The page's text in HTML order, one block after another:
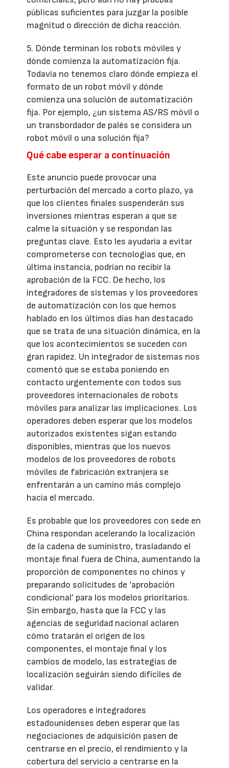
públicas suficientes para juzgar la posible
magnitud o dirección de dicha reacción.
5. Dónde terminan los robots móviles y
dónde comienza la automatización fija.
Todavía no tenemos claro dónde empieza el
formato de un robot móvil y dónde
comienza una solución de automatización
fija. Por ejemplo, ¿un sistema AS/RS móvil o
un transbordador de palés se considera un
robot móvil o una solución fija?
Qué cabe esperar a continuación
Este anuncio puede provocar una
perturbación del mercado a corto plazo, ya
que los clientes finales suspenderán sus
inversiones mientras esperan a que se
calme la situación y se respondan las
preguntas clave. Esto les ayudaría a evitar
comprometerse con tecnologías que, en
última instancia, podrían no recibir la
aprobación de la FCC. De hecho, los
integradores de sistemas y los proveedores
de automatización con los que hemos
hablado en los últimos días han destacado
que se trata de una situación dinámica, en la
que los acontecimientos se suceden con
gran rapidez. Un integrador de sistemas nos
comentó que se estaba poniendo en
contacto urgentemente con todos sus
proveedores internacionales de robots
móviles para analizar las implicaciones. Los
operadores deben esperar que los modelos
autorizados existentes sigan estando
disponibles, mientras que los nuevos
modelos de los proveedores de robots
móviles de fabricación extranjera se
enfrentarán a un camino más complejo
hacia el mercado.
Es probable que los proveedores con sede en
China respondan acelerando la localización
de la cadena de suministro, trasladando el
montaje final fuera de China, aumentando la
proporción de componentes no chinos y
preparando solicitudes de ‘aprobación
condicional’ para los modelos prioritarios.
Sin embargo, hasta que la FCC y las
agencias de seguridad nacional aclaren
cómo tratarán el origen de los
componentes, el montaje final y los
cambios de modelo, las estrategias de
localización seguirán siendo difíciles de
validar.
Los operadores e integradores
estadounidenses deben esperar que las
negociaciones de adquisición pasen de
centrarse en el precio, el rendimiento y la
cobertura del servicio a centrarse en la